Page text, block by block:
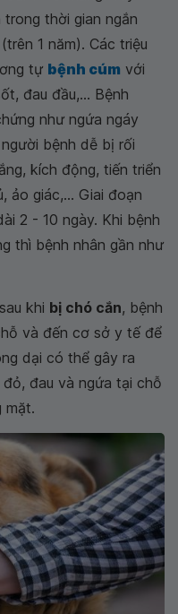
thời gian ngắn
1 năm). Các triệu
tự bệnh cúm với
đau đầu,... Bệnh
như ngứa ngáy
bệnh dễ bị rối
kích động, tiến triển
ảo giác,... Giai đoạn
2 - 10 ngày. Khi bệnh
thì bệnh nhân gần như
khi bị chó cắn, bệnh
và đến cơ sở y tế để
dại có thể gây ra
đau và ngứa tại chỗ
mặt.